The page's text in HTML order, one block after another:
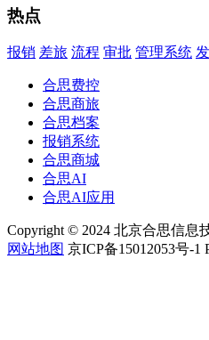
热点
报销 差旅 流程 审批 管理系统
合思费控
合思商旅
合思档案
报销系统
合思商城
合思AI
合思AI应用
Copyright © 2024 北京合思信息
网站地图 京ICP备15012053号-1